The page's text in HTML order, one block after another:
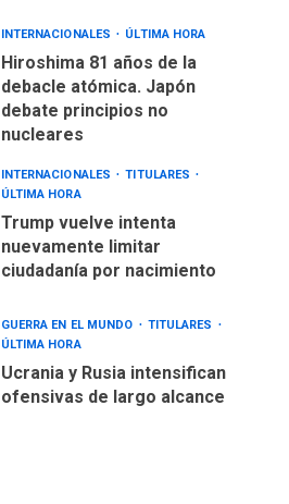
INTERNACIONALES ÚLTIMA HORA
Hiroshima 81 años de la
debacle atómica. Japón
debate principios no
nucleares
INTERNACIONALES
TITULARES
ÚLTIMA HORA
Trump vuelve intenta
nuevamente limitar
ciudadanía por nacimiento
GUERRA EN EL MUNDO
TITULARES
ÚLTIMA HORA
Ucrania y Rusia intensifican
ofensivas de largo alcance